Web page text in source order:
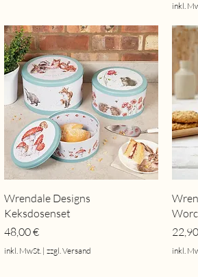
inkl.
Schnellansicht
Wrendale Designs
Keksdosenset
Preis
48,00 €
inkl. MwSt. | zzgl. Versand
Preis
inkl.